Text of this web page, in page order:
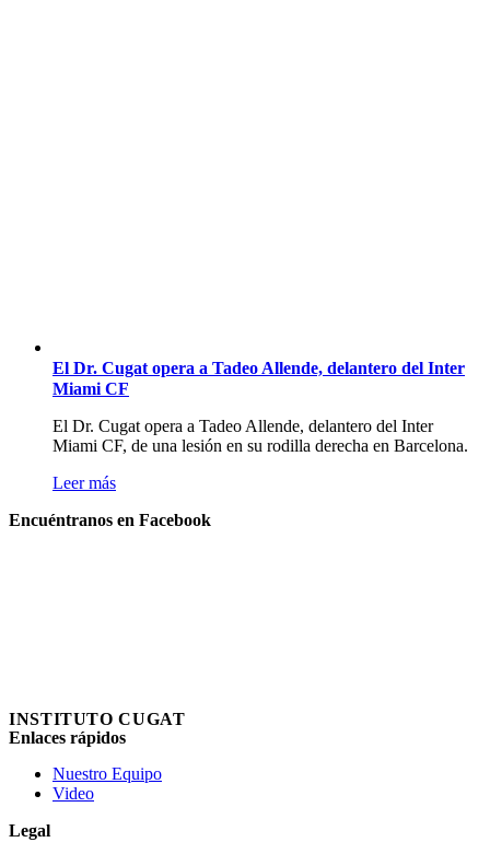
El Dr. Cugat opera a Tadeo Allende, delantero del Inter
Miami CF
El Dr. Cugat opera a Tadeo Allende, delantero del Inter
Miami CF, de una lesión en su rodilla derecha en Barcelona.
Leer más
Encuéntranos en Facebook
INSTITUTO CUGAT
Enlaces rápidos
Nuestro Equipo
Video
Legal